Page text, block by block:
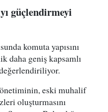
güçlendirmeyi
komuta yapısını
daha geniş kapsamlı
eski muhalif
oluşturmasını